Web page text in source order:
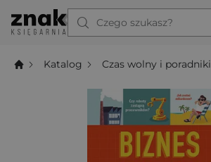
Czego szukasz?
Katalog Czas wolny i poradniki